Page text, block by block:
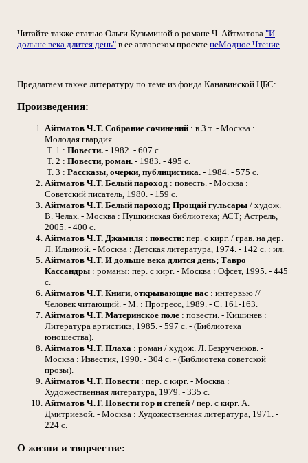
Читайте также статью Ольги Кузьминой о романе Ч. Айтматова "И
дольше века длится день" в ее авторском проекте неМодное Чтение.
Предлагаем также литературу по теме из фонда Канавинской ЦБС:
Произведения:
Айтматов Ч.Т. Собрание сочинений : в 3 т. - Москва :
Молодая гвардия.
Т. 1 : Повести. - 1982. - 607 с.
Т. 2 : Повести, роман. - 1983. - 495 с.
Т. 3 : Рассказы, очерки, публицистика. - 1984. - 575 с.
Айтматов Ч.Т. Белый пароход : повесть. - Москва :
Советский писатель, 1980. - 159 с.
Айтматов Ч.Т. Белый пароход; Прощай гульсары / худож.
В. Челак. - Москва : Пушкинская библиотека; АСТ; Астрель,
2005. - 400 с.
Айтматов Ч.Т. Джамиля : повести: пер. с кирг. / грав. на дер.
Л. Ильиной. - Москва : Детская литература, 1974. - 142 с. : ил.
Айтматов Ч.Т. И дольше века длится день; Тавро
Кассандры : романы: пер. с кирг. - Москва : Офсет, 1995. - 445
с.
Айтматов Ч.Т. Книги, открывающие нас : интервью //
Человек читающий. - М. : Прогресс, 1989. - С. 161-163.
Айтматов Ч.Т. Материнское поле : повести. - Кишинев :
Литература артистикэ, 1985. - 597 с. - (Библиотека
юношества).
Айтматов Ч.Т. Плаха : роман / худож. Л. Безрученков. -
Москва : Известия, 1990. - 304 с. - (Библиотека советской
прозы).
Айтматов Ч.Т. Повести : пер. с кирг. - Москва :
Художественная литература, 1979. - 335 с.
Айтматов Ч.Т. Повести гор и степей / пер. с кирг. А.
Дмитриевой. - Москва : Художественная литература, 1971. -
224 с.
О жизни и творчестве: